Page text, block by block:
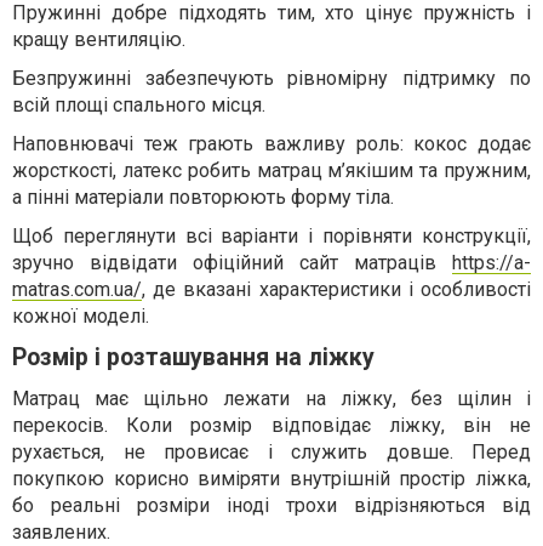
Пружинні добре підходять тим, хто цінує пружність і
кращу вентиляцію.
Безпружинні забезпечують рівномірну підтримку по
всій площі спального місця.
Наповнювачі теж грають важливу роль: кокос додає
жорсткості, латекс робить матрац м’якішим та пружним,
а пінні матеріали повторюють форму тіла.
Щоб переглянути всі варіанти і порівняти конструкції,
зручно відвідати офіційний сайт матраців
https://a-
matras.com.ua/, де вказані характеристики і особливості
кожної моделі.
Розмір і розташування на ліжку
Матрац має щільно лежати на ліжку, без щілин і
перекосів. Коли розмір відповідає ліжку, він не
рухається, не провисає і служить довше. Перед
покупкою корисно виміряти внутрішній простір ліжка,
бо реальні розміри іноді трохи відрізняються від
заявлених.